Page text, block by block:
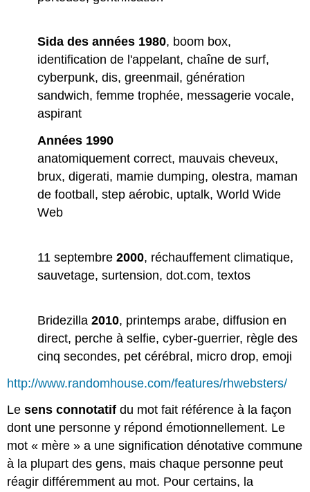
Sida des années 1980, boom box,
identification de l'appelant, chaîne de surf,
cyberpunk, dis, greenmail, génération
sandwich, femme trophée, messagerie vocale,
aspirant
Années 1990
anatomiquement correct, mauvais cheveux,
brux, digerati, mamie dumping, olestra, maman
de football, step aérobic, uptalk, World Wide
Web
11 septembre2000, réchauffement climatique,
sauvetage, surtension, dot.com, textos
Bridezilla2010, printemps arabe, diffusion en
direct, perche à selfie, cyber-guerrier, règle des
cinq secondes, pet cérébral, micro drop, emoji
http://www.randomhouse.com/features/rhwebsters/
Lesens connotatif du mot fait référence à la façon
dont une personne y répond émotionnellement. Le
mot « mère » a une signification dénotative commune
à la plupart des gens, mais chaque personne peut
réagir différemment au mot. Pour certains, la